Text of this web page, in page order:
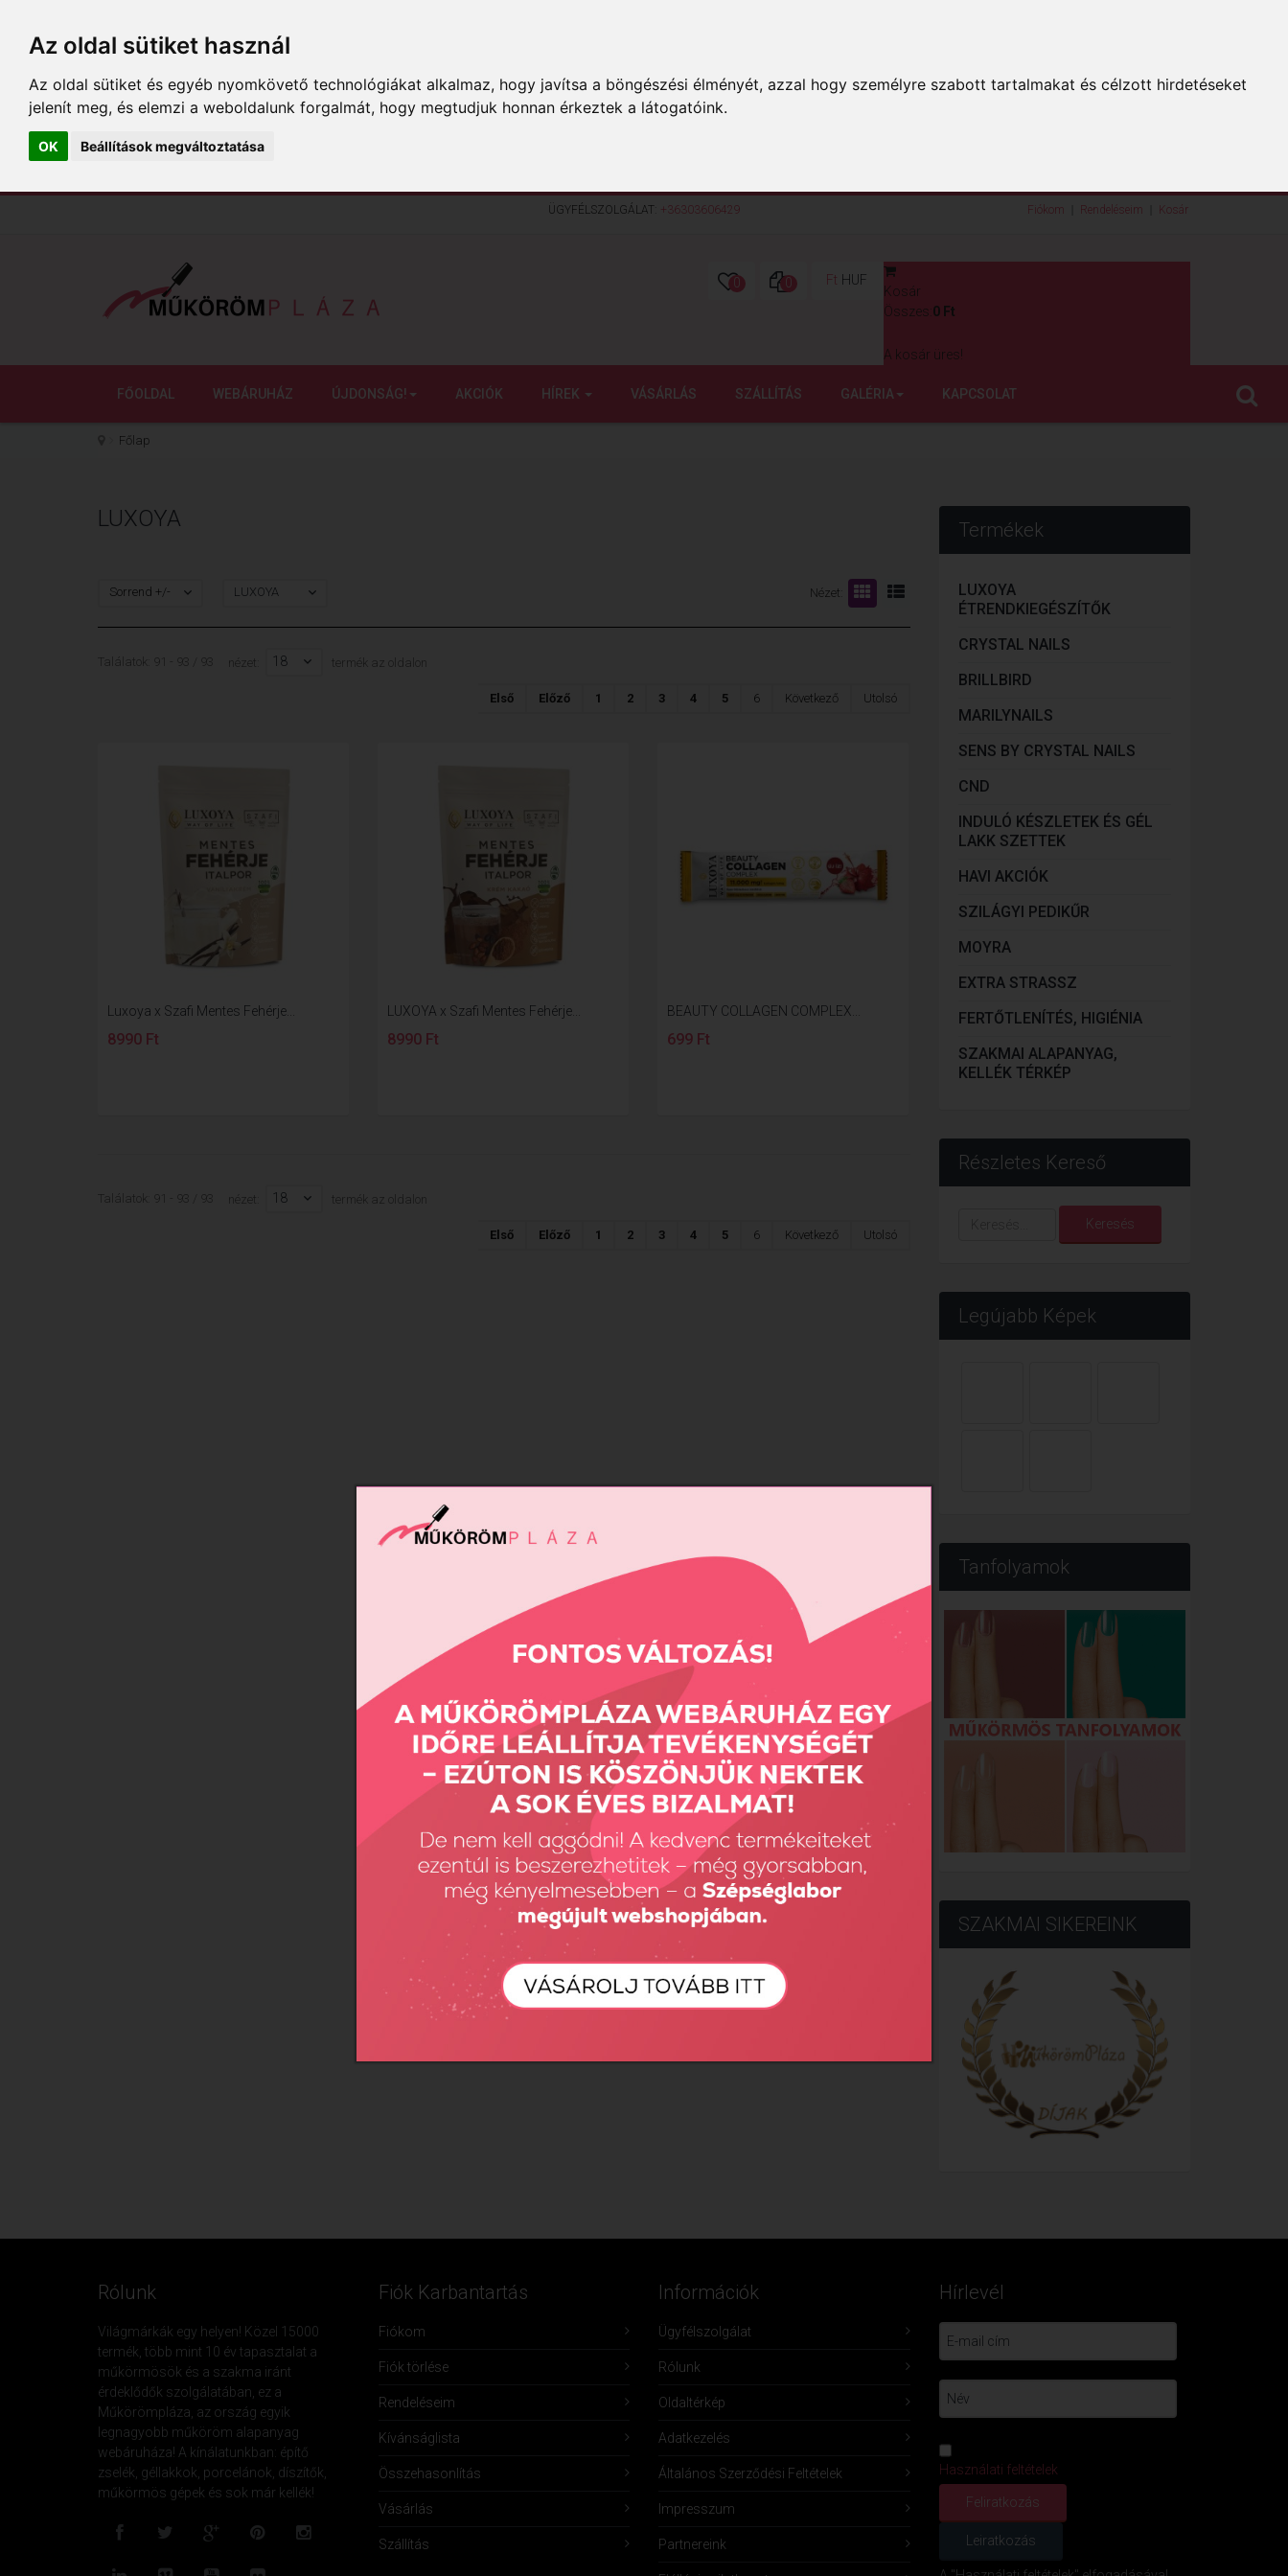
Az oldal sütiket használ
Az oldal sütiket és egyéb nyomkövető technológiákat alkalmaz, hogy javítsa a böngészési élményét, azzal hogy személyre szabott tartalmakat és célzott hirdetéseket
jelenít meg, és elemzi a weboldalunk forgalmát, hogy megtudjuk honnan érkeztek a látogatóink.
OK Beállítások megváltoztatása
ÜGYFÉLSZOLGÁLAT: +36303606429 Fiókom Rendeléseim Kosár
0 0 Ft HUF
Kosár
Összes: 0 Ft
A kosár üres!
FŐOLDAL WEBÁRUHÁZ ÚJDONSÁG! AKCIÓK HÍREK VÁSÁRLÁS SZÁLLÍTÁS GALÉRIA KAPCSOLAT
Főlap
LUXOYA
Nézet:
Sorrend +/- LUXOYA
Találatok: 91 - 93 / 93 nézet: 18 termék az oldalon
Első Előző 1 2 3 4 5 6 Következő Utolsó
Luxoya x Szafi Mentes Fehérje...
8990 Ft
LUXOYA x Szafi Mentes Fehérje...
8990 Ft
BEAUTY COLLAGEN COMPLEX...
699 Ft
Találatok: 91 - 93 / 93 nézet: 18 termék az oldalon
Első Előző 1 2 3 4 5 6 Következő Utolsó
Termékek
LUXOYA
ÉTRENDKIEGÉSZÍTŐK
CRYSTAL NAILS
BRILLBIRD
MARILYNAILS
SENS BY CRYSTAL NAILS
CND
INDULÓ KÉSZLETEK ÉS GÉL
LAKK SZETTEK
HAVI AKCIÓK
SZILÁGYI PEDIKŰR
MOYRA
EXTRA STRASSZ
FERTŐTLENÍTÉS, HIGIÉNIA
SZAKMAI ALAPANYAG,
KELLÉK TÉRKÉP
Részletes Kereső
Keresés
Legújabb Képek
Tanfolyamok
SZAKMAI SIKEREINK
Rólunk
Világmárkák egy helyen! Közel 15000
termék, több mint 10 év tapasztalat a
műkörmösök és a szakma iránt
érdeklődők szolgálatában, ez a
Műkörömpláza, az ország egyik
legnagyobb műköröm alapanyag
webáruháza! A kínálatunkban: építő
zselék, géllakkok, porcelánok, díszítők,
műkörmös gépek és sok már kellék!
Fiók Karbantartás
Fiókom
Fiók törlése
Rendeléseim
Kívánságlista
Összehasonlítás
Vásárlás
Szállítás
Információk
Ügyfélszolgálat
Rólunk
Oldaltérkép
Adatkezelés
Általános Szerződési Feltételek
Impresszum
Partnereink
Hírlevél
Használati feltételek